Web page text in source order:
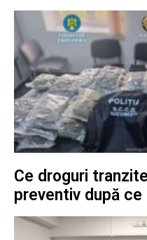
Ce droguri
preventiv după